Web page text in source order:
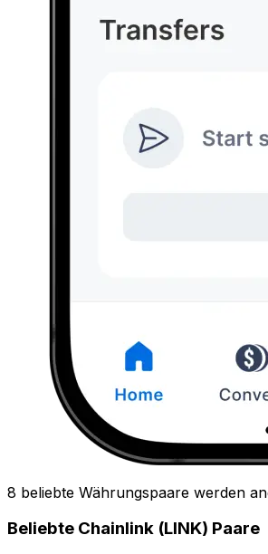
8 beliebte Währungspaare werden
Beliebte Chainlink (LINK) Paare